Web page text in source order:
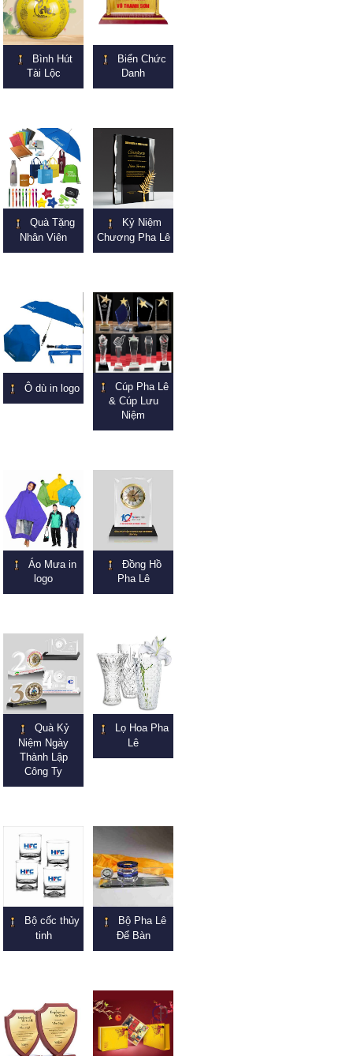
Bình Hút
Tài Lộc
Biển Chức
Danh
Quà Tặng
Nhân Viên
Kỷ Niệm
Chương Pha Lê
Ô dù in logo
Cúp Pha Lê
& Cúp Lưu
Niệm
Áo Mưa in
logo
Đồng Hồ
Pha Lê
Quà Kỷ
Niệm Ngày
Thành Lập
Công Ty
Lọ Hoa Pha
Lê
Bộ cốc thủy
tinh
Bộ Pha Lê
Để Bàn